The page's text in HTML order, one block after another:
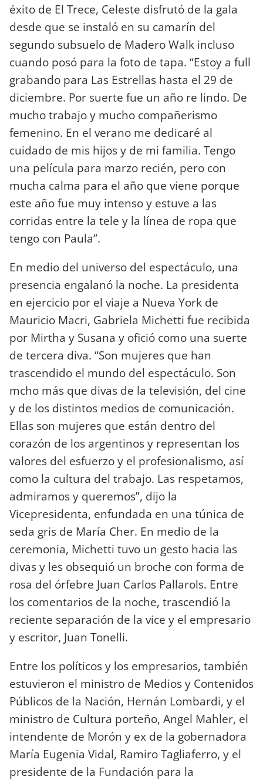
éxito de El Trece, Celeste disfrutó de la gala
desde que se instaló en su camarín del
segundo subsuelo de Madero Walk incluso
cuando posó para la foto de tapa. “Estoy a full
grabando para Las Estrellas hasta el 29 de
diciembre. Por suerte fue un año re lindo. De
mucho trabajo y mucho compañerismo
femenino. En el verano me dedicaré al
cuidado de mis hijos y de mi familia. Tengo
una película para marzo recién, pero con
mucha calma para el año que viene porque
este año fue muy intenso y estuve a las
corridas entre la tele y la línea de ropa que
tengo con Paula”.
En medio del universo del espectáculo, una
presencia engalanó la noche. La presidenta
en ejercicio por el viaje a Nueva York de
Mauricio Macri, Gabriela Michetti fue recibida
por Mirtha y Susana y ofició como una suerte
de tercera diva. “Son mujeres que han
trascendido el mundo del espectáculo. Son
mcho más que divas de la televisión, del cine
y de los distintos medios de comunicación.
Ellas son mujeres que están dentro del
corazón de los argentinos y representan los
valores del esfuerzo y el profesionalismo, así
como la cultura del trabajo. Las respetamos,
admiramos y queremos”, dijo la
Vicepresidenta, enfundada en una túnica de
seda gris de María Cher. En medio de la
ceremonia, Michetti tuvo un gesto hacia las
divas y les obsequió un broche con forma de
rosa del órfebre Juan Carlos Pallarols. Entre
los comentarios de la noche, trascendió la
reciente separación de la vice y el empresario
y escritor, Juan Tonelli.
Entre los políticos y los empresarios, también
estuvieron el ministro de Medios y Contenidos
Públicos de la Nación, Hernán Lombardi, y el
ministro de Cultura porteño, Angel Mahler, el
intendente de Morón y ex de la gobernadora
María Eugenia Vidal, Ramiro Tagliaferro, y el
presidente de la Fundación para la